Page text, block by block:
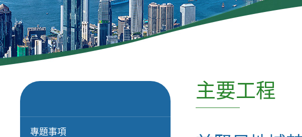
招聘公告
CEDD
專題事項
主要工程